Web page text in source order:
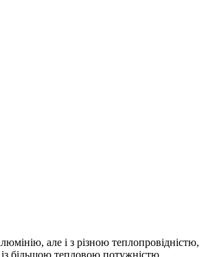
але і з різною теплопровідністю,
із більшою тепловою потужністю.